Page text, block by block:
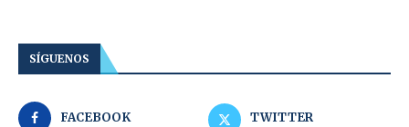
SÍGUENOS
FACEBOOK TWITTER